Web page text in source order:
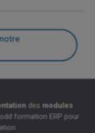
des modules
formation ERP pour